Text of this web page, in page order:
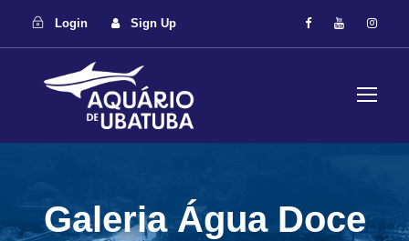
Login Sign Up
Galeria Água Doce